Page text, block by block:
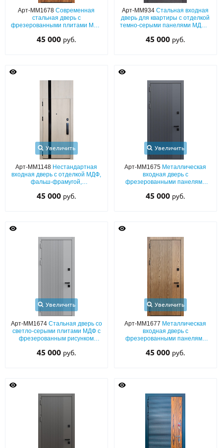
Арт-ММ1678Современная
стальная дверь с
фрезерованными плитами МДФ
45 000 руб.
Арт-ММ934Стальная входная
дверь для квартиры с отделкой
темно-серыми панелями МДФ и
45 000 руб.
Увеличить
Арт-ММ1148 Нестандартная
входная дверь с отделкой МДФ,
фальш-фрамугой,
и биометрическим замком
45 000 руб.
Увеличить
Арт-ММ1675 Металлическая
входная дверь с
фрезерованными панелями
45 000 руб.
Увеличить
Арт-ММ1674 Стальная дверь со
светло-серыми плитами МДФ с
фрезерованным рисунком
45 000 руб.
Увеличить
Арт-ММ1677 Металлическая
входная дверь с
фрезерованными панелями
шумоизоляцией)
45 000 руб.